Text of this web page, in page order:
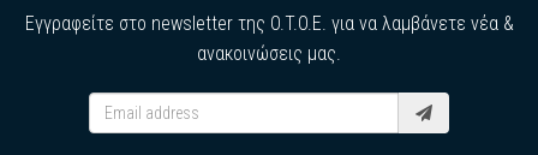
Εγγραφείτε στο newsletter της O.T.O.E. για να λαμβάνετε νέα &
ανακοινώσεις μας.